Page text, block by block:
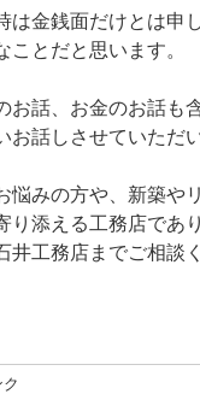
は金銭面だけとは申
ことだと思います。
お話、お金のお話も
お話しさせていただ
悩みの方や、新築や
り添える工務店であ
井工務店までご相談